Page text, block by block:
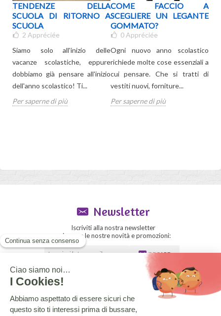
TENDENZE DELLA
SCUOLA DI RITORNO A
SCUOLA
2 Appréciée
Siamo solo all'inizio delle
vacanze scolastiche, eppure
dobbiamo già pensare all'inizio
dell'anno scolastico! Ti...
Per saperne di più
COME FACCIO A
SCEGLIERE UN LEGANTE
GOMMATO?
0 Appréciée
Ogni nuovo anno scolastico
richiede molte cose essenziali a
cui pensare. Che si tratti di
vestiti nuovi, forniture...
Per saperne di più
Newsletter
Iscriviti alla nostra newsletter
e ricevere le nostre novità e promozioni:
INVIARE
Sezione rivenditori
Il blog